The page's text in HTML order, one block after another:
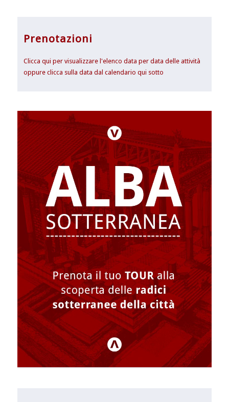
Prenotazioni
Clicca qui per visualizzare l'elenco data per data delle attività
oppure clicca sulla data dal calendario qui sotto